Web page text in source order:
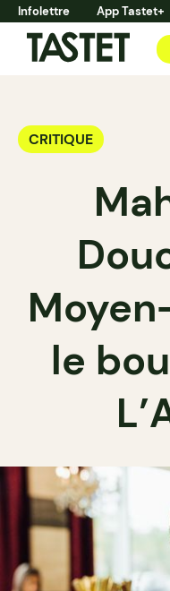
Infolettre App Tastet+
CRITIQUE
le